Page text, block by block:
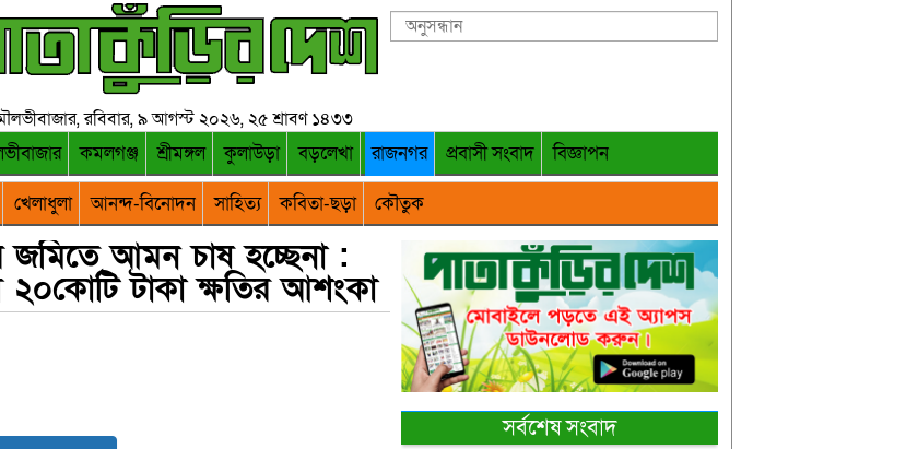
রবিবার, ৯ আগস্ট ২০২৬, ২৫ শ্রাবণ ১৪৩৩
কমলগঞ্জ শ্রীমঙ্গল কুলাউড়া বড়লেখা রাজনগর প্রবাসী সংবাদ
বিজ্ঞাপন
খেলাধুলা আনন্দ-বিনোদন সাহিত্য কবিতা-ছড়া কৌতুক
জমিতে আমন চাষ হচ্ছেনা :
২০কোটি টাকা ক্ষতির আশংকা
সর্বশেষ সংবাদ